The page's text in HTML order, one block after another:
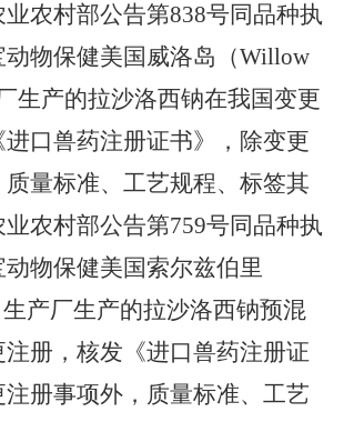
业农村部公告第838号同品种执
物保健美国威洛岛（Willow
生产的拉沙洛西钠在我国变更
口兽药注册证书》，除变更
量标准、工艺规程、标签其
农村部公告第759号同品种执
物保健美国索尔兹伯里
生产厂生产的拉沙洛西钠预混
注册，核发《进口兽药注册证
册事项外，质量标准、工艺